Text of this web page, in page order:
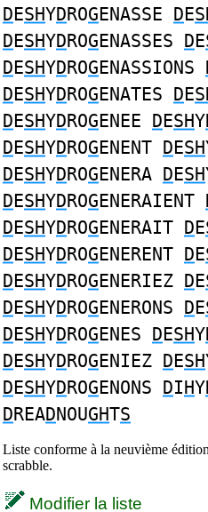
DESHYDROGENASSE DE
DESHYDROGENASSES DE
DESHYDROGENASSIONS
DESHYDROGENATES DE
DESHYDROGENEE DESHY
DESHYDROGENENT DESH
DESHYDROGENERA DESH
DESHYDROGENERAIENT
DESHYDROGENERAIT DE
DESHYDROGENERENT DE
DESHYDROGENERIEZ DE
DESHYDROGENERONS DE
DESHYDROGENES DESHY
DESHYDROGENIEZ DESH
DESHYDROGENONS DIHY
DREADNOUGHTS
Liste conforme à la neuvième
scrabble.
Modifier la liste